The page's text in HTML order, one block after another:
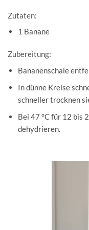
Zutaten:
1 Banane
Zubereitung:
Bananenschale
In dünne Kreise
schneller trocknen
Bei 47 °C für 12 bis
dehydrieren.